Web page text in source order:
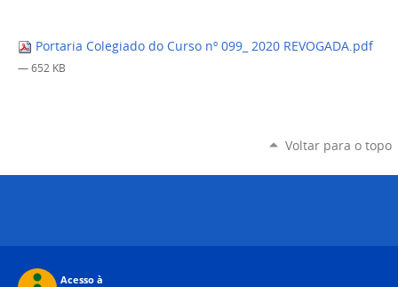
Portaria Colegiado do Curso nº 099_ 2020 REVOGADA.pdf
— 652 KB
Voltar para o topo